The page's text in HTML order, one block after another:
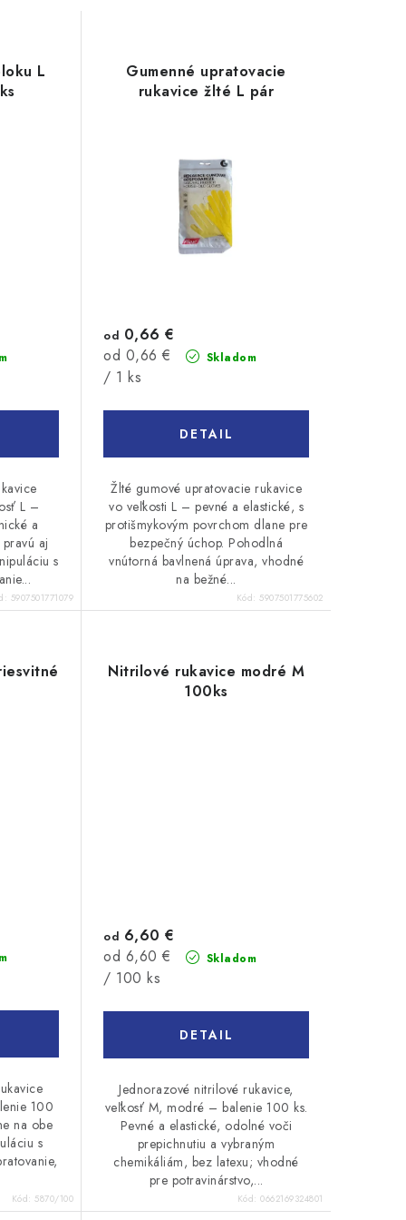
L
L –
a
aj
s
5907501771079
Gumenné upratovacie
rukavice žlté L pár
Skladom
od 0,66 €
Jednotková
cena:
od 0,66 €
/ 1 ks
DETAIL
Žlté gumové upratovacie rukavice
vo veľkosti L – pevné a elastické, s
protišmykovým povrchom dlane pre
bezpečný úchop. Pohodlná
vnútorná bavlnená úprava, vhodné
na bežné...
Kód:5907501775602
100
na obe
s
Kód:5870/100
Nitrilové rukavice modré M
100ks
Skladom
od 6,60 €
Jednotková
cena:
od 6,60 €
/ 100 ks
DETAIL
Jednorazové nitrilové rukavice,
veľkosť M, modré – balenie 100 ks.
Pevné a elastické, odolné voči
prepichnutiu a vybraným
chemikáliám, bez latexu; vhodné
pre potravinárstvo,...
Kód:0662169324801